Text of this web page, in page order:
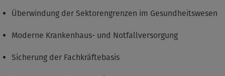
Überwindung der Sektorengrenzen im Gesundheitswesen
Moderne Krankenhaus- und Notfallversorgung
Sicherung der Fachkräftebasis